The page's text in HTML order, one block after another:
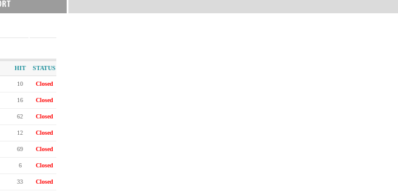
HIT STATUS
10 Closed
16 Closed
62 Closed
12 Closed
69 Closed
6 Closed
33 Closed